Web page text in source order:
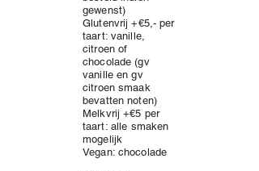
gewenst)
Glutenvrij +€5,- per
taart: vanille,
citroen of
chocolade (gv
vanille en gv
citroen smaak
bevatten noten)
Melkvrij +€5 per
taart: alle smaken
mogelijk
Vegan: chocolade